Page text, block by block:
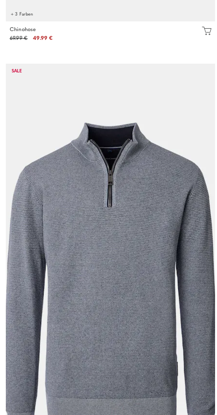
+ 3 Farben
Chinohose
69.99 €
49.99 €
SALE